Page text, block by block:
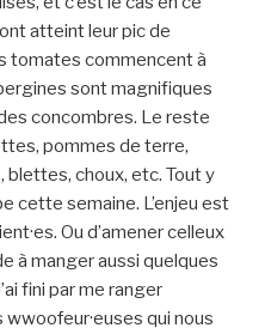
atteint leur pic de
tomates commencent à
sont magnifiques
concombres. Le reste
pommes de terre,
choux, etc. Tout y
cette semaine. L’enjeu est
Ou d’amener celleux
à manger aussi quelques
fini par me ranger
wwoofeur·euses qui nous